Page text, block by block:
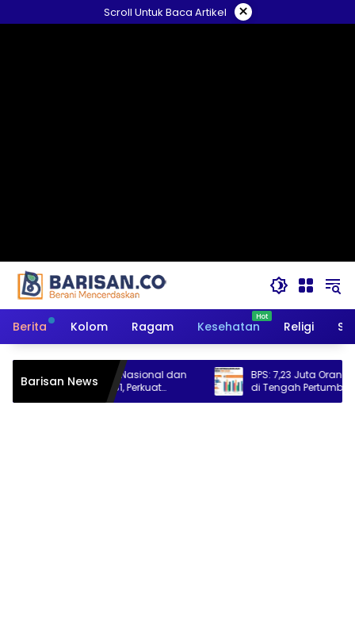
ke
Scroll Untuk Baca Artikel ×
Berita Kolom Ragam Kesehatan Religi
Barisan News
Pengurus Nasional dan
Perkuat
Sektor Publik
BPS: 7,23 Juta Orang Masih
di Tengah Pertumbuhan Ekonomi
Persen